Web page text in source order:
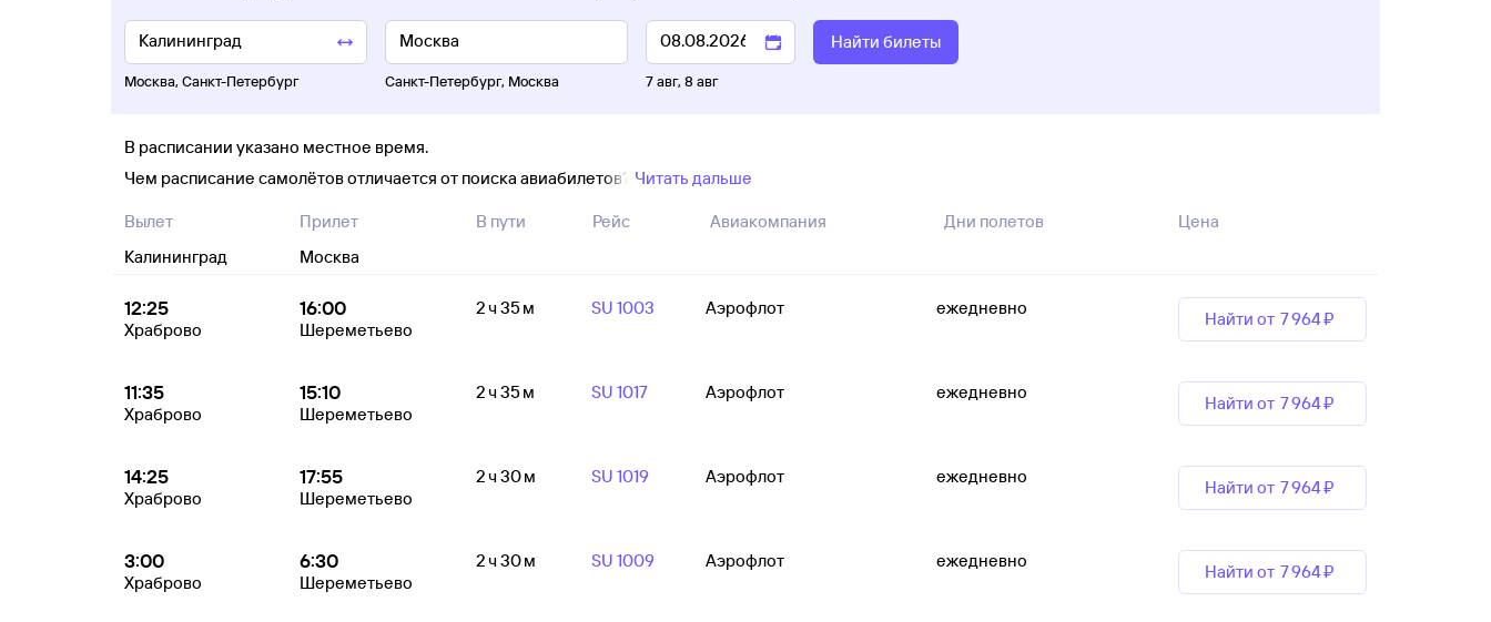
Москва, Санкт-Петербург Санкт-Петербург, Москва 7 авг, 8 авг
Найти билеты
В расписании указано местное время.
Чем расписание самолётов отличается от поиска авиабилетов? Читать дальше
Вылет
Калининград
Прилет
Москва
В пути Рейс Авиакомпания Дни полетов Цена
12:25
Храброво
16:00
Шереметьево
2 ч 35 м SU 1003 Аэрофлот ежедневно
Найти от 7 ⁠964 ⁠₽
11:35
Храброво
15:10
Шереметьево
2 ч 35 м SU 1017 Аэрофлот ежедневно
Найти от 7 ⁠964 ⁠₽
14:25
Храброво
17:55
Шереметьево
2 ч 30 м SU 1019 Аэрофлот ежедневно
Найти от 7 ⁠964 ⁠₽
3:00
Храброво
6:30
Шереметьево
2 ч 30 м SU 1009 Аэрофлот ежедневно
Найти от 7 ⁠964 ⁠₽